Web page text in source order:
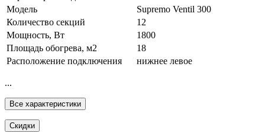
Модель
Supremo Ventil 300
Количество секций
12
Мощность, Вт
1800
Площадь обогрева, м2
18
Расположение подключения
нижнее левое
...
Все характеристики
Скидки